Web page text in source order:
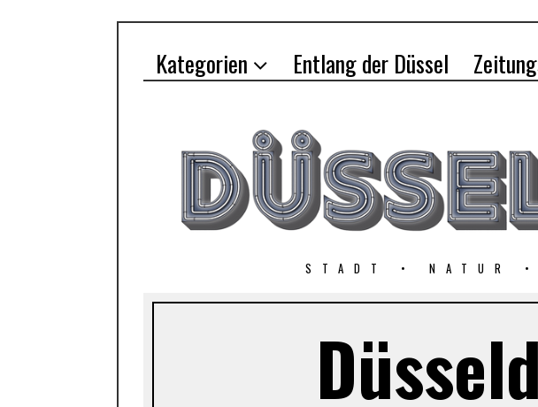
Kategorien Entlang der Düssel
STADT • NATUR